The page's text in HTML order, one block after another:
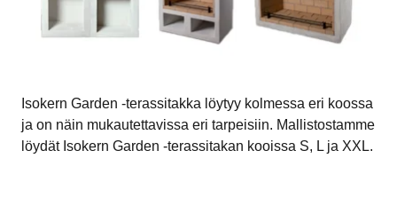
Isokern Garden -terassitakka löytyy kolmessa eri koossa
ja on näin mukautettavissa eri tarpeisiin. Mallistostamme
löydät Isokern Garden -terassitakan kooissa S, L ja XXL.